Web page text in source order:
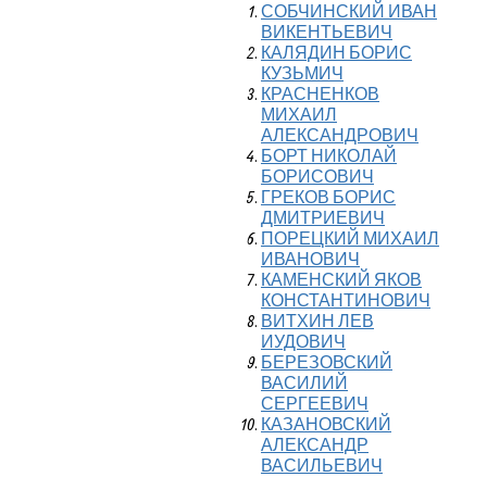
СОБЧИНСКИЙ ИВАН
ВИКЕНТЬЕВИЧ
КАЛЯДИН БОРИС
КУЗЬМИЧ
КРАСНЕНКОВ
МИХАИЛ
АЛЕКСАНДРОВИЧ
БОРТ НИКОЛАЙ
БОРИСОВИЧ
ГРЕКОВ БОРИС
ДМИТРИЕВИЧ
ПОРЕЦКИЙ МИХАИЛ
ИВАНОВИЧ
КАМЕНСКИЙ ЯКОВ
КОНСТАНТИНОВИЧ
ВИТХИН ЛЕВ
ИУДОВИЧ
БЕРЕЗОВСКИЙ
ВАСИЛИЙ
СЕРГЕЕВИЧ
КАЗАНОВСКИЙ
АЛЕКСАНДР
ВАСИЛЬЕВИЧ